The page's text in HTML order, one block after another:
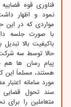
فناوری قوه
نمود و اظهار
مواردی که در این
با صورت جلسه
باکیفیت بالا
حالا توسط سه
پیام رسان ها هم
هستند، مسلماً این
مورد سامانه
سند تحول قضایی
متعاملین را